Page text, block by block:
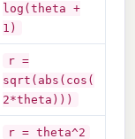
log(theta +
1)
r =
sqrt(abs(cos(
2*theta)))
r = theta^2